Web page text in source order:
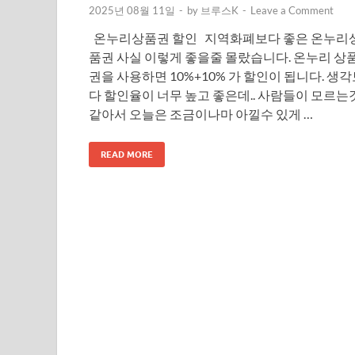
2025년 08월 11일 - by 브루스K - Leave a Comment
온누리상품권 할인 지역화폐보다 좋은 온누리
품권 사실 이렇게 좋을줄 몰랐습니다. 온누리 상
권을 사용하면 10%+10% 가 할인이 됩니다. 생각
다 할인율이 너무 높고 좋은데.. 사람들이 모르는
같아서 오늘은 조금이나마 아낄수 있게 …
READ MORE